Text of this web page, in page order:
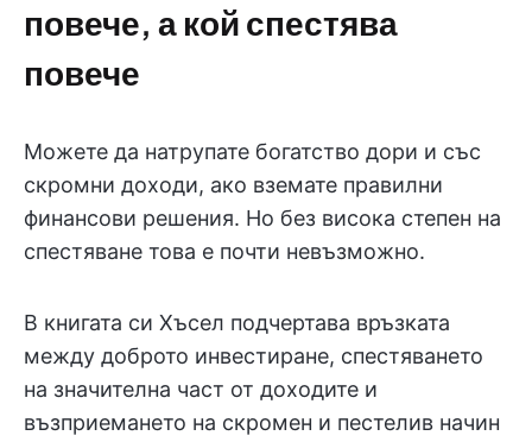
повече, а кой спестява
повече
Можете да натрупате богатство дори и със
скромни доходи, ако вземате правилни
финансови решения. Но без висока степен на
спестяване това е почти невъзможно.
В книгата си Хъсел подчертава връзката
между доброто инвестиране, спестяването
на значителна част от доходите и
възприемането на скромен и пестелив начин